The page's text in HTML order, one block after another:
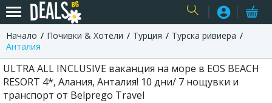
USER
Начало Почивки & Хотели Турция
Турска ривиера
Анталия
ULTRA ALL INCLUSIVE ваканция на море в EOS BEACH
RESORT 4*, Алания, Анталия! 10 дни/ 7 нощувки и
транспорт от Belprego Travel